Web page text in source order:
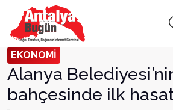
EKONOMİ
Alanya
bahçesinde ilk hasat
Arama Yap!